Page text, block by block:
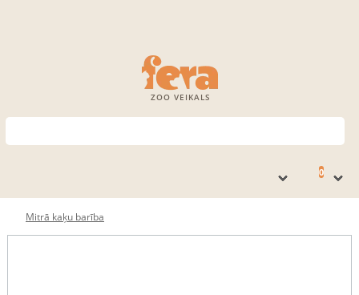
ZOO VEIKALS
0
Mitrā kaķu barība